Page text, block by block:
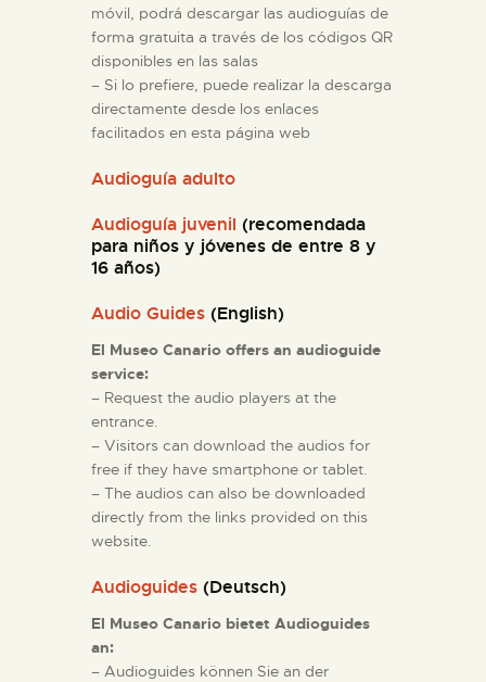
PREPARAR LA VISITA
ACTIVIDADES
EL MUSEO
DIDÁCTICA
ESPAÑOL
móvil, podrá descargar las audioguías de
forma gratuita a través de los códigos QR
disponibles en las salas
– Si lo prefiere, puede realizar la descarga
directamente desde los enlaces
facilitados en esta página web
Audioguía adulto
Audioguía juvenil (recomendada
para niños y jóvenes de entre 8 y
16 años)
Audio Guides (English)
El Museo Canario offers an audioguide
service:
– Request the audio players at the
entrance.
– Visitors can download the audios for
free if they have smartphone or tablet.
– The audios can also be downloaded
directly from the links provided on this
website.
Audioguides (Deutsch)
El Museo Canario bietet Audioguides
an:
– Audioguides können Sie an der